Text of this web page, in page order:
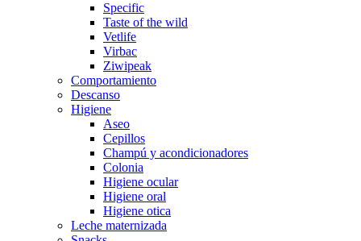
Specific
Taste of the wild
Vetlife
Virbac
Ziwipeak
Comportamiento
Descanso
Higiene
Aseo
Cepillos
Champú y acondicionadores
Colonia
Higiene ocular
Higiene oral
Higiene otica
Leche maternizada